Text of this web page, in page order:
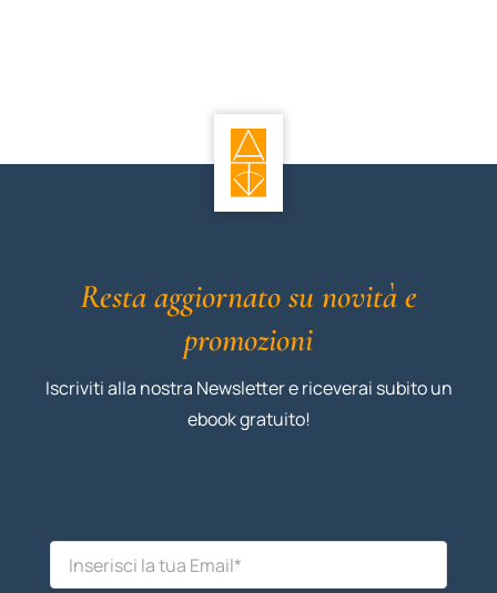
Resta aggiornato su novità e
promozioni
Iscriviti alla nostra Newsletter e riceverai subito un
ebook gratuito!